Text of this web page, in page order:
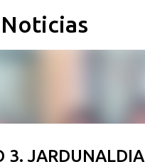
3. JARDUNALDIA